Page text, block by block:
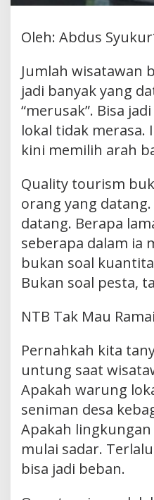
Oleh: Abdus
Jumlah wisatawan
jadi banyak yang
“merusak”. Bisa
lokal tidak merasa.
kini memilih arah
Quality tourism
orang yang
datang. Berapa
seberapa dalam ia
bukan soal
Bukan soal pesta,
NTB Tak Mau
Pernahkah kita
untung saat
Apakah warung
seniman desa
Apakah
mulai sadar.
bisa jadi beban.